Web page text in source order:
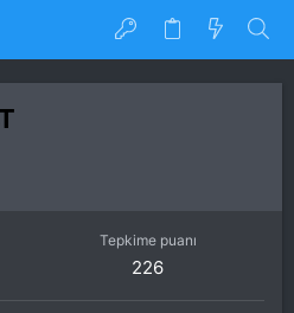
Tepkime puanı
226